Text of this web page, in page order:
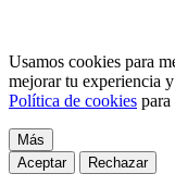
Usamos cookies para
mejorar tu experiencia
Política de cookies para
Más
Aceptar
Rechazar